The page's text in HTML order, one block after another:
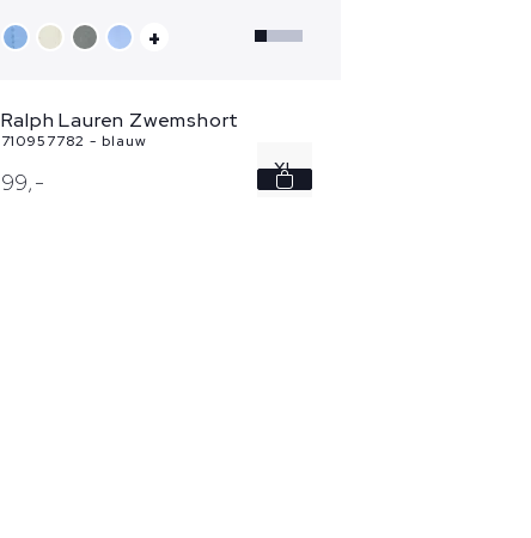
+
Ralph Lauren Zwemshort
710957782 - blauw
99,- XL